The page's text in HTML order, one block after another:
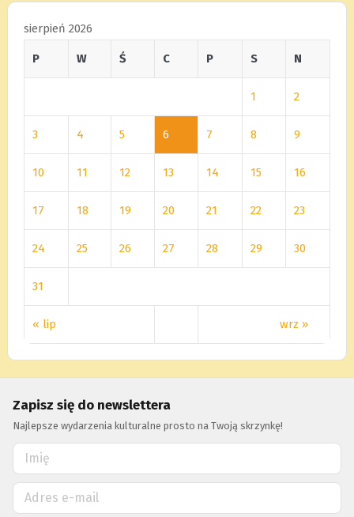
sierpień 2026
P W Ś C P S N
« lip wrz »
1 2
3 4 5 6 7 8 9
10 11 12 13 14 15 16
17 18 19 20 21 22 23
24 25 26 27 28 29 30
31
Zapisz się do newslettera
Najlepsze wydarzenia kulturalne prosto na Twoją skrzynkę!